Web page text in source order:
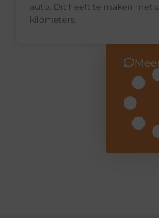
auto. Dit heeft te maken met
kilometers,